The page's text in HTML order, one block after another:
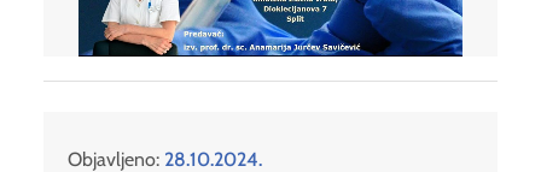
Objavljeno: 28.10.2024.